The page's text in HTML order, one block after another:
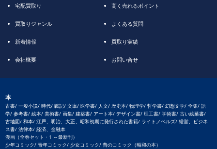
宅配買取り 高く売れるポイント
買取りジャンル よくある質問
新着情報 買取り実績
会社概要 お問い合せ
本
古書/ 一般小説/ 時代/ 戦記/ 文庫/ 医学書/ 人文/ 歴史本/ 物理学/ 哲学書/ 幻想文学/ 全集/ 語
学/ 参考書/ 絵本/ 美術書/ 画集/ 建築書/ アート本/ デザイン書/ 理工書/ 学術書/ 古い絵葉書/
古地図/ 和本/ 江戸、明治、大正、昭和初期に発行された書籍/ ライトノベルズ/ 経営、ビジネ
ス書/ 法律本/ 経済、金融本
漫画（全巻セット・1 ～最新刊）
少年コミック/ 青年コミック/ 少女コミック/ 昔のコミック（昭和の本）